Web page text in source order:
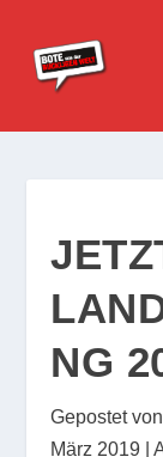
NG
Gepostet von
März 2019 |